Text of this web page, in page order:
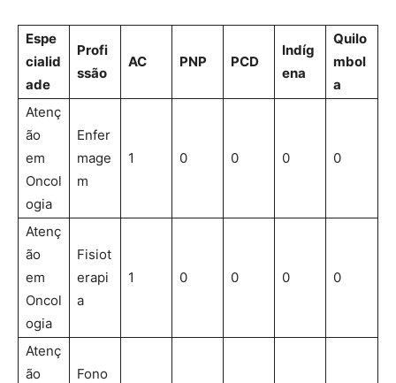
Espe
cialid
ade
Profi
ssão
AC PNP PCD
Indíg
ena
Quilo
mbol
a
Atenç
ão
em
Oncol
ogia
Enfer
mage
m
1 0 0 0 0
Atenç
ão
em
Oncol
ogia
Fisiot
erapi
a
1 0 0 0 0
Atenç
ão
Fono